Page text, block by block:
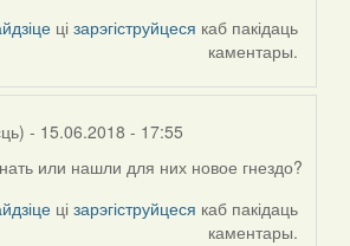
цізарэгіструйцеся каб пакідаць
каментары.
- 15.06.2018 - 17:55
или нашли для них новое гнездо?
цізарэгіструйцеся каб пакідаць
каментары.